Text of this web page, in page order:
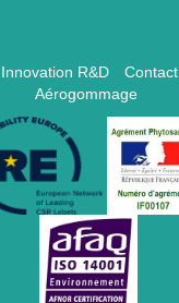
Innovation R&D Contact
Aérogommage